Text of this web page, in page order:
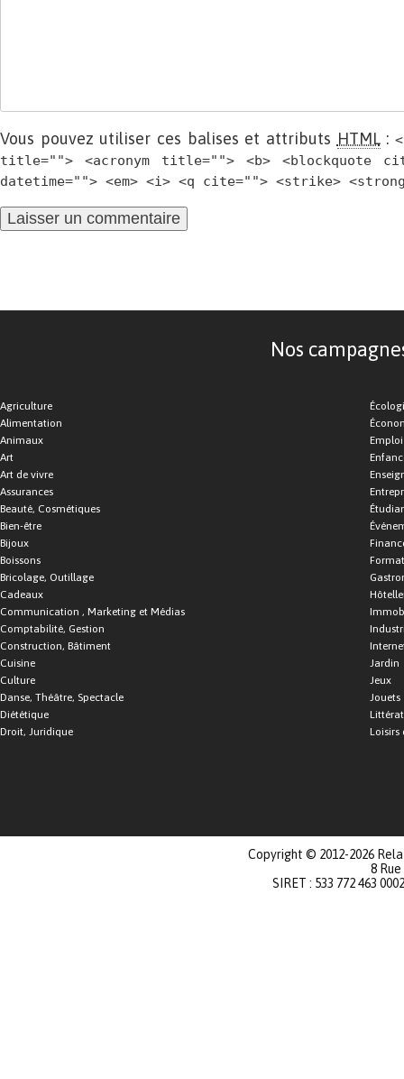
Vous pouvez utiliser ces balises et attributs HTML:
title=""> <acronym title=""> <b> <blockquote
datetime=""> <em> <i> <q cite=""> <strike>
Nos
Agriculture
Alimentation
Animaux
Art
Art de vivre
Assurances
Beauté, Cosmétiques
Bien-être
Bijoux
Boissons
Bricolage, Outillage
Cadeaux
Communication , Marketing et Médias
Comptabilité, Gestion
Construction, Bâtiment
Cuisine
Culture
Danse, Théâtre, Spectacle
Diététique
Droit, Juridique
Emploi
Jardin
Jeux
Jouets
Loisirs
Copyright © 2012-2026
8
SIRET : 533 772 463